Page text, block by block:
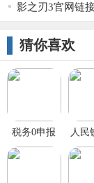
影之刃3官网链
猜你喜欢
税务0申报
人民
媒